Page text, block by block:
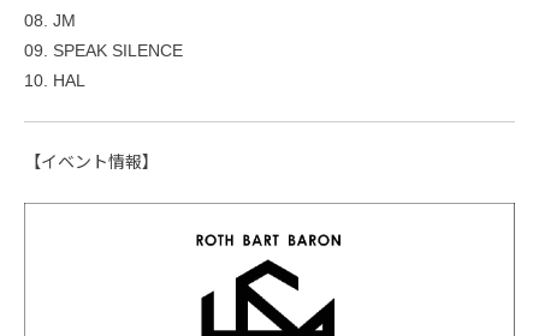
08. JM
09. SPEAK SILENCE
10. HAL
【イベント情報】